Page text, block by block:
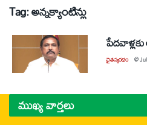
Tag:అన్నక్యాంటిన్లు
చైతన్యరధం @
ముఖ్య వార్తలు